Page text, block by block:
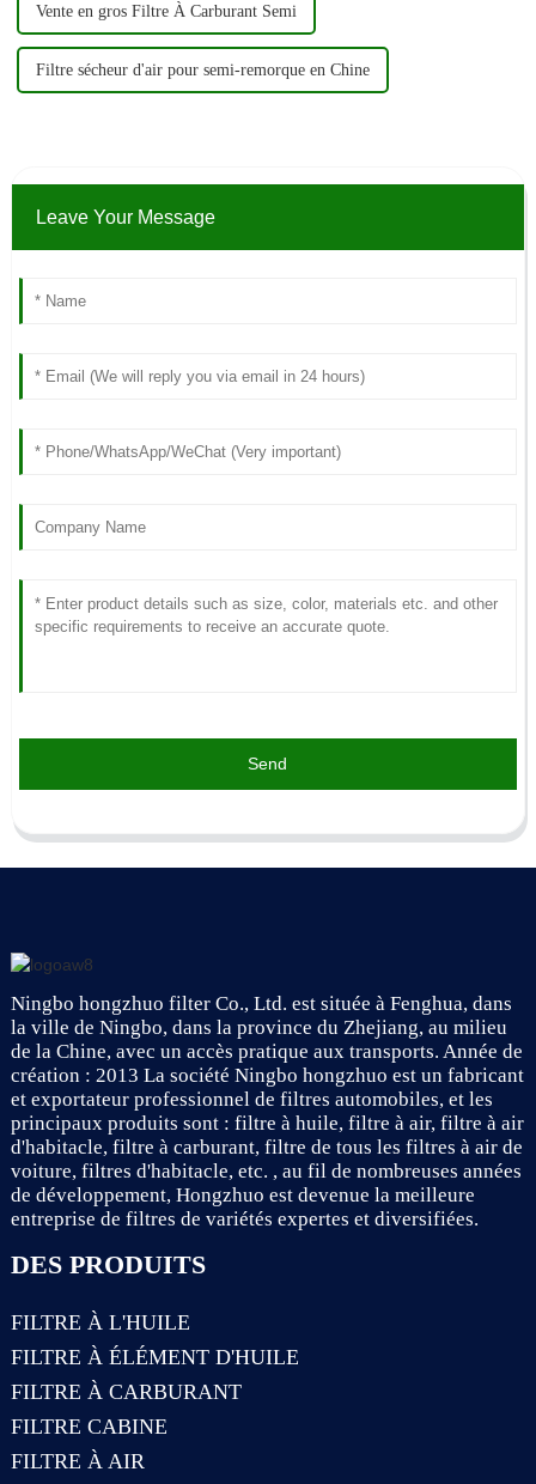
Vente en gros Filtre À Carburant Semi
Filtre sécheur d'air pour semi-remorque en Chine
Leave Your Message
Send
Ningbo hongzhuo filter Co., Ltd. est située à Fenghua, dans
la ville de Ningbo, dans la province du Zhejiang, au milieu
de la Chine, avec un accès pratique aux transports. Année de
création : 2013 La société Ningbo hongzhuo est un fabricant
et exportateur professionnel de filtres automobiles, et les
principaux produits sont : filtre à huile, filtre à air, filtre à air
d'habitacle, filtre à carburant, filtre de tous les filtres à air de
voiture, filtres d'habitacle, etc. , au fil de nombreuses années
de développement, Hongzhuo est devenue la meilleure
entreprise de filtres de variétés expertes et diversifiées.
DES PRODUITS
FILTRE À L'HUILE
FILTRE À ÉLÉMENT D'HUILE
FILTRE À CARBURANT
FILTRE CABINE
FILTRE À AIR